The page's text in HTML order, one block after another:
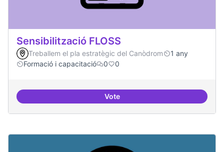
Sensibilització FLOSS
Treballem el pla estratègic del Canòdrom
1 any
Formació i capacitació
0 0
VoteSensibilització FLOSS